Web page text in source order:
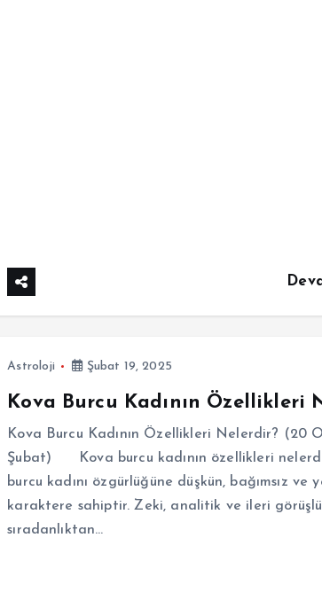
Astroloji Şubat 19, 2025
Kova Burcu Kadının Özellikleri
Kova Burcu Kadının Özellikleri Nelerdir? (20
Şubat) Kova burcu kadının özellikleri
burcu kadını özgürlüğüne düşkün, bağımsız ve
karaktere sahiptir. Zeki, analitik ve ileri
sıradanlıktan…